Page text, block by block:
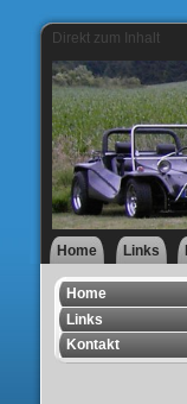
Direkt zum Inhalt
Home Links
Home
Links
Kontakt